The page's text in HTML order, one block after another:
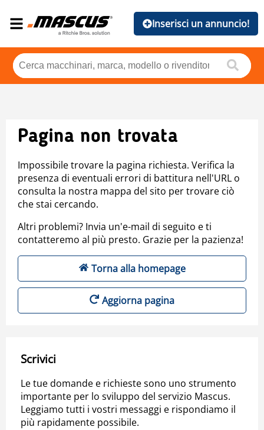
Inserisci un annuncio!
Pagina non trovata
Impossibile trovare la pagina richiesta. Verifica la
presenza di eventuali errori di battitura nell'URL o
consulta la nostra mappa del sito per trovare ciò
che stai cercando.
Altri problemi? Invia un'e-mail di seguito e ti
contatteremo al più presto. Grazie per la pazienza!
Torna alla homepage
Aggiorna pagina
Scrivici
Le tue domande e richieste sono uno strumento
importante per lo sviluppo del servizio Mascus.
Leggiamo tutti i vostri messaggi e rispondiamo il
più rapidamente possibile.